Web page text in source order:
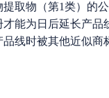
取物（第1类）的
能为日后延长产
线时被其他近似